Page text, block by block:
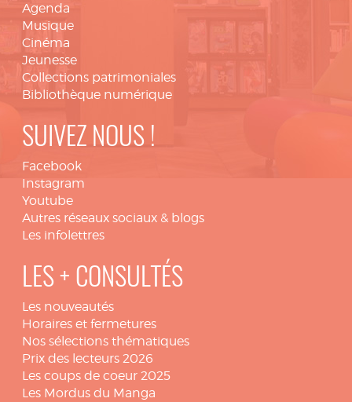
Agenda
Musique
Cinéma
Jeunesse
Collections patrimoniales
Bibliothèque numérique
SUIVEZ NOUS !
Facebook
Instagram
Youtube
Autres réseaux sociaux & blogs
Les infolettres
LES + CONSULTÉS
Les nouveautés
Horaires et fermetures
Nos sélections thématiques
Prix des lecteurs 2026
Les coups de coeur 2025
Les Mordus du Manga